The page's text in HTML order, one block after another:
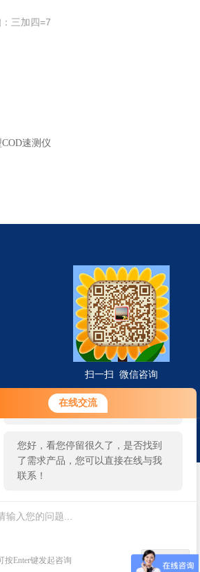
在线交流
您好！欢迎前来咨询，很高兴为您
服务，请问您要咨询什么问题呢？
您好，看您停留很久了，是否找到
了需求产品，您可以直接在线与我
联系！
按Enter键发起咨询 发起咨询
三加四=7
速测仪
扫一扫 微信咨询
管理登陆